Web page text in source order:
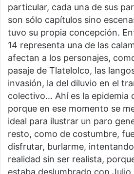
particular, cada una de sus
son sólo capítulos sino
tuvo su propia concepción.
14 representa una de las
afectan a los personajes,
pasaje de Tlatelolco, las
invasión, la del diluvio en el
colectivo… Ahí es la epidemia
porque en ese momento se
ideal para ilustrar un paro
resto, como de costumbre,
disfrutar, burlarme,
realidad sin ser realista,
estaba deslumbrado con